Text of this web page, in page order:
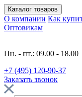
Каталог товаров
О компании Как
Оптовикам
Пн. - пт.: 09.00 - 18.00
+7 (495) 120-90-37
Заказать звонок